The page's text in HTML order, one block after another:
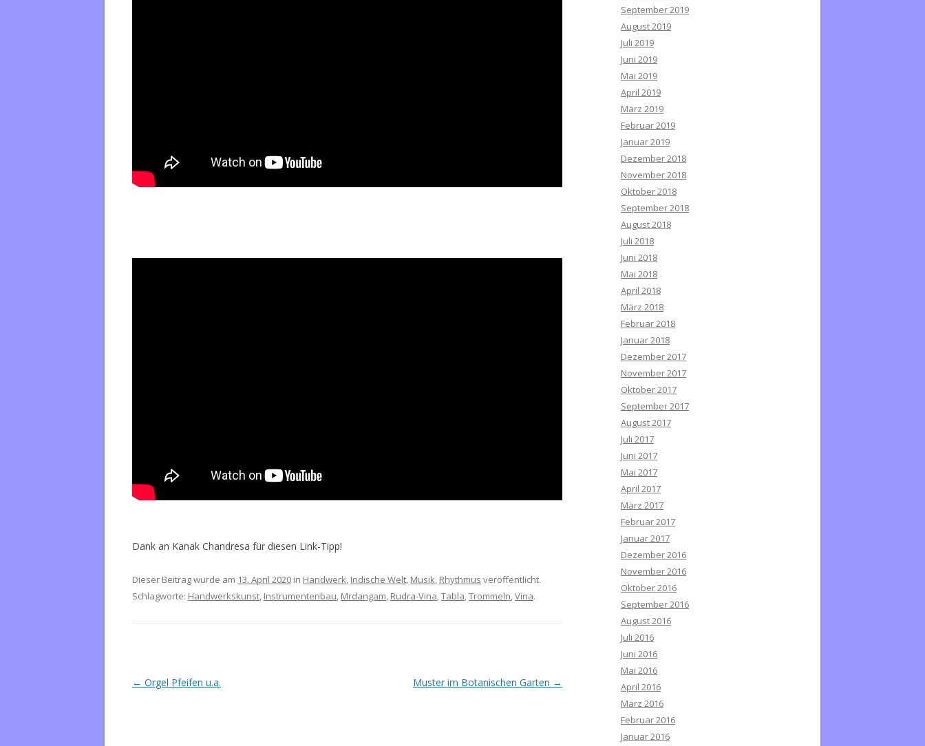
Dank an Kanak Chandresa für diesen Link-Tipp!
Dieser Beitrag wurde am 13. April 2020 in Handwerk, Indische Welt, Musik, Rhythmus veröffentlicht.
Schlagworte: Handwerkskunst, Instrumentenbau, Mrdangam, Rudra-Vina,Tabla,Trommeln,Vina.
Beitrags-
← Orgel Pfeifen u.a. Muster im Botanischen Garten →
September 2019
August 2019
Juli 2019
Juni 2019
Mai 2019
April 2019
März 2019
Februar 2019
Januar 2019
Dezember 2018
November 2018
Oktober 2018
September 2018
August 2018
Juli 2018
Juni 2018
Mai 2018
April 2018
März 2018
Februar 2018
Januar 2018
Dezember 2017
November 2017
Oktober 2017
September 2017
August 2017
Juli 2017
Juni 2017
Mai 2017
April 2017
März 2017
Februar 2017
Januar 2017
Dezember 2016
November 2016
Oktober 2016
September 2016
August 2016
Juli 2016
Juni 2016
Mai 2016
April 2016
März 2016
Februar 2016
Januar 2016